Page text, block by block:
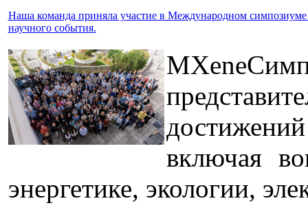
Наша команда приняла участие в Международном
научного события.
включая
энергетике, экологии,